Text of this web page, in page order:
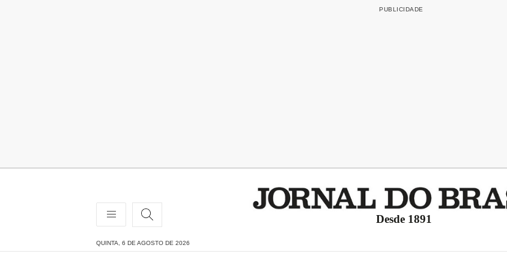
Desde 1891
QUINTA, 6 DE AGOSTO DE 2026